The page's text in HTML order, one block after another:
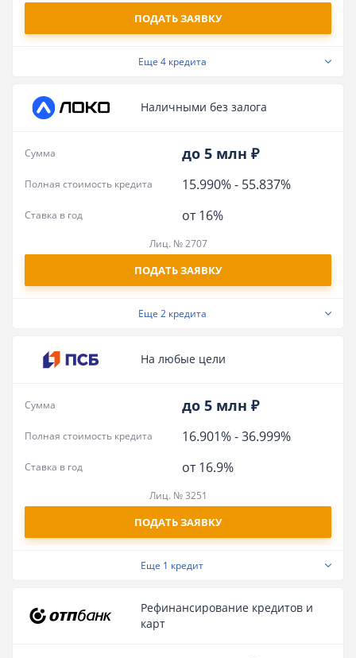
ПОДАТЬ ЗАЯВКУ
Еще 4 кредита
Наличными без залога
до 5 млн ₽
Сумма
15.990%- 55.837%
Полная стоимость кредита
от 16%
Ставка в год
Лиц. № 2707
ПОДАТЬ ЗАЯВКУ
Еще 2 кредита
На любые цели
до 5 млн ₽
Сумма
16.901%-36.999%
Полная стоимость кредита
от 16.9%
Ставка в год
Лиц. № 3251
ПОДАТЬ ЗАЯВКУ
Еще 1 кредит
Рефинансирование кредитов и
карт